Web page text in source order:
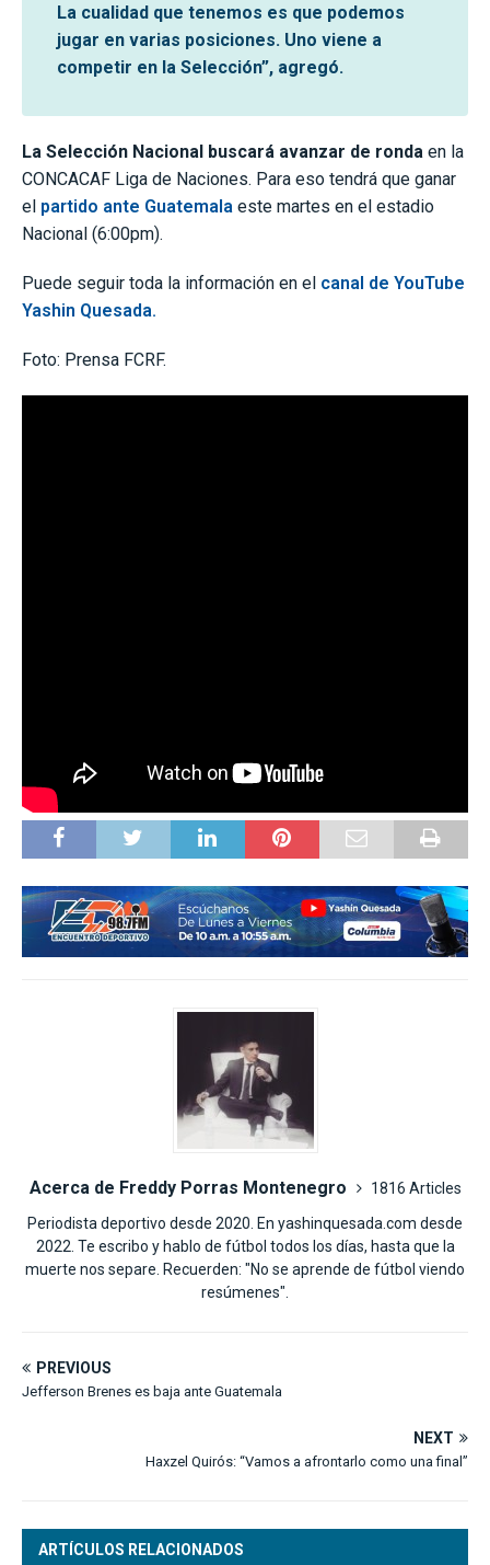
La cualidad que tenemos es que podemos
jugar en varias posiciones. Uno viene a
competir en la Selección”, agregó.
La Selección Nacional buscará avanzar de ronda en la
CONCACAF Liga de Naciones. Para eso tendrá que ganar
el partido ante Guatemala este martes en el estadio
Nacional (6:00pm).
Puede seguir toda la información en el canal de YouTube
Yashin Quesada.
Foto: Prensa FCRF.
Acerca de Freddy Porras Montenegro
1816 Articles
Periodista deportivo desde 2020. En yashinquesada.com desde
2022. Te escribo y hablo de fútbol todos los días, hasta que la
muerte nos separe. Recuerden: "No se aprende de fútbol viendo
resúmenes".
PREVIOUS
Jefferson Brenes es baja ante Guatemala
NEXT
Haxzel Quirós: “Vamos a afrontarlo como una final”
ARTÍCULOS RELACIONADOS